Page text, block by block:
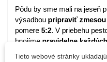
Pôdu by sme mali na jeseň
výsadbou pripraviť
pomere 5:2. V priebehu
hnojíme pravidelne
Tieto webové stránky